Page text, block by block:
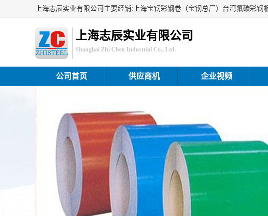
上海志辰实业有限公司
Shanghai Zhi Chen Industrial Co., Ltd.
公司首页 供应商机 企业视频